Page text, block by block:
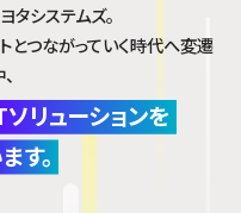
タシステムズ。
とつながっていく時代へ変遷
リューションを
す。